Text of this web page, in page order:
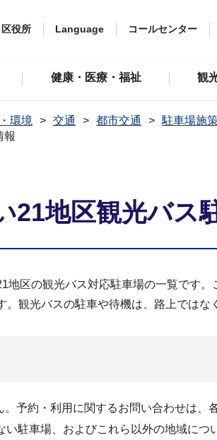
区役所 Language コールセンター
健康・医療・福祉 観
環境 交通 都市交通
駐車場施
報
21地区観光バス
区の観光バス対応駐車場の一覧です
観光バスの駐車や待機は、路上ではな
予約・利用に関するお問い合わせは、
駐車場、およびこれら以外の地域につ